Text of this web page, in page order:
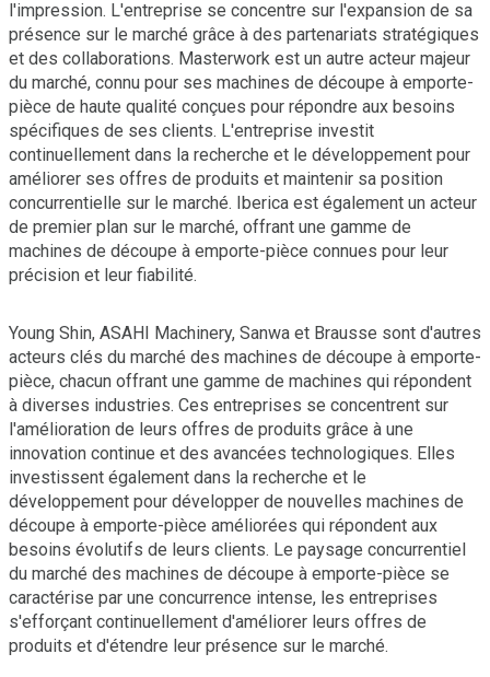
l'impression. L'entreprise se concentre sur l'expansion de sa
présence sur le marché grâce à des partenariats stratégiques
et des collaborations. Masterwork est un autre acteur majeur
du marché, connu pour ses machines de découpe à emporte-
pièce de haute qualité conçues pour répondre aux besoins
spécifiques de ses clients. L'entreprise investit
continuellement dans la recherche et le développement pour
améliorer ses offres de produits et maintenir sa position
concurrentielle sur le marché. Iberica est également un acteur
de premier plan sur le marché, offrant une gamme de
machines de découpe à emporte-pièce connues pour leur
précision et leur fiabilité.
Young Shin, ASAHI Machinery, Sanwa et Brausse sont d'autres
acteurs clés du marché des machines de découpe à emporte-
pièce, chacun offrant une gamme de machines qui répondent
à diverses industries. Ces entreprises se concentrent sur
l'amélioration de leurs offres de produits grâce à une
innovation continue et des avancées technologiques. Elles
investissent également dans la recherche et le
développement pour développer de nouvelles machines de
découpe à emporte-pièce améliorées qui répondent aux
besoins évolutifs de leurs clients. Le paysage concurrentiel
du marché des machines de découpe à emporte-pièce se
caractérise par une concurrence intense, les entreprises
s'efforçant continuellement d'améliorer leurs offres de
produits et d'étendre leur présence sur le marché.